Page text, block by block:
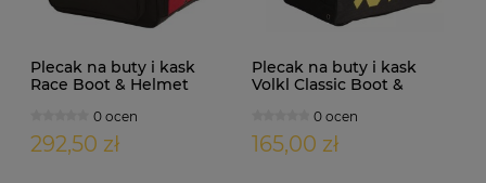
Plecak na buty i kask
Race Boot & Helmet
0 ocen
292,50 zł
Plecak na buty i kask
Volkl Classic Boot &
0 ocen
165,00 zł